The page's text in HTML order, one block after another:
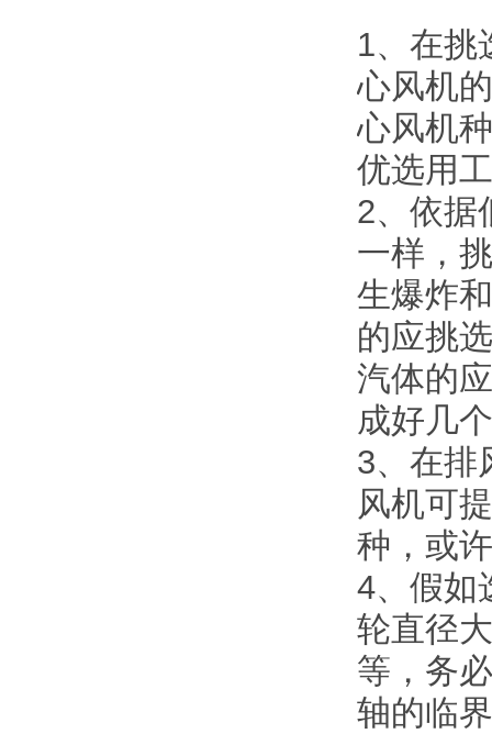
1、在挑
心风机
心风机
优选用
2、依据
一样，
生爆炸
的应挑
汽体的
成好几
3、在排
风机可
种，或
4、假如
轮直径
等，务
轴的临